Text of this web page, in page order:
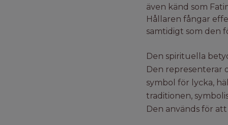
även känd som
Hållaren fångar
samtidigt som den
Den spirituella
Den representerar
symbol för lycka,
traditionen,
Den används för